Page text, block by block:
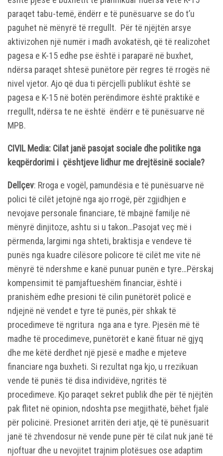
paraqet tabu-temë, ëndërr e të punësuarve se do t’u
paguhet në mënyrë të rregullt. Për të njëjtën arsye
aktivizohen një numër i madh avokatësh, që të realizohet
pagesa e K-15 edhe pse është i paraparë në buxhet,
ndërsa paraqet shtesë punëtore për regres të rrogës në
nivel vjetor. Ajo që dua ti përcjelli publikut është se
pagesa e K-15 në botën perëndimore është praktikë e
rregullt, ndërsa te ne është ëndërr e të punësuarve në
MPB.
CIVIL Media: Cilat janë pasojat sociale dhe politike nga
keqpërdorimi i çështjeve lidhur me drejtësinë sociale?
Dellçev: Rroga e vogël, pamundësia e të punësuarve në
polici të cilët jetojnë nga ajo rrogë, për zgjidhjen e
nevojave personale financiare, të mbajnë familje në
mënyrë dinjitoze, ashtu si u takon…Pasojat veç më i
përmenda, largimi nga shteti, braktisja e vendeve të
punës nga kuadre cilësore policore të cilët me vite në
mënyrë të ndershme e kanë punuar punën e tyre…Përskaj
kompensimit të pamjaftueshëm financiar, është i
pranishëm edhe presioni të cilin punëtorët policë e
ndjejnë në vendet e tyre të punës, për shkak të
procedimeve të ngritura nga ana e tyre. Pjesën më të
madhe të procedimeve, punëtorët e kanë fituar në gjyq
dhe me këtë derdhet një pjesë e madhe e mjeteve
financiare nga buxheti. Si rezultat nga kjo, u rrezikuan
vende të punës të disa individëve, ngritës të
procedimeve. Kjo paraqet sekret publik dhe për të njëjtën
pak flitet në opinion, ndoshta pse megjithatë, bëhet fjalë
për policinë. Presionet arritën deri atje, që të punësuarit
janë të zhvendosur në vende pune për të cilat nuk janë të
njoftuar dhe u nevojitet trajnim plotësues ose adaptim